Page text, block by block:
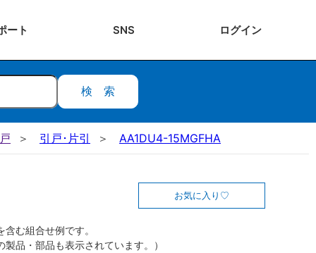
ート SNS ログイン
検索
引戸･片引 AA1DU4-15MGFHA
お気に入り
む組合せ例です。
製品・部品も表示されています。）